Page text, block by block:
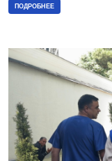
ПОДРОБНЕЕ